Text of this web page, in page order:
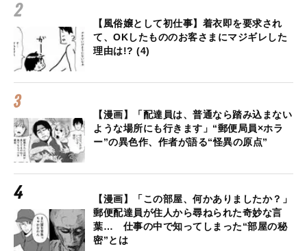
【風俗嬢として初仕事】着衣即を要求され
て、OKしたもののお客さまにマジギレした
理由は!? (4)
【漫画】「配達員は、普通なら踏み込まない
ような場所にも行きます」“郵便局員×ホラ
ー”の異色作、作者が語る“怪異の原点”
【漫画】「この部屋、何かありましたか？」
郵便配達員が住人から尋ねられた奇妙な言
葉… 仕事の中で知ってしまった“部屋の秘
密”とは